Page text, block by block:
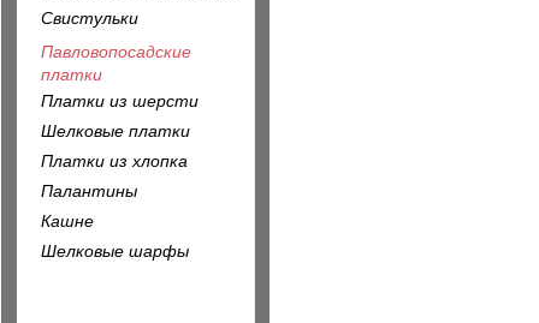
Свистульки
Павловопосадские
платки
Платки из шерсти
Шелковые платки
Платки из хлопка
Палантины
Кашне
Шелковые шарфы